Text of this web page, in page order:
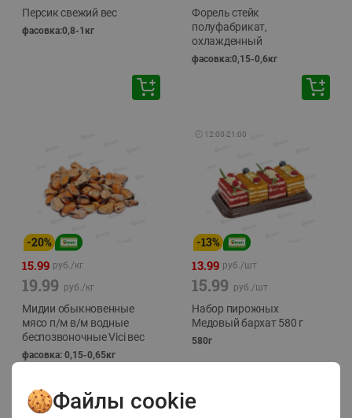
Персик свежий вес
фасовка:0,8-1кг
Форель стейк
полуфабрикат,
охлажденный
фасовка:0,15-0,6кг
-20%
15.99 руб./кг
19.99 руб./кг
Мидии обыкновенные
мясо п/м в/м водные
беспозвоночные Vici вес
фасовка: 0,15-0,65кг
🕘 12:00-21:00
-13%
13.99 руб./шт
15.99 руб./шт
Набор пирожных
Медовый бархат 580 г
580г
Файлы cookie